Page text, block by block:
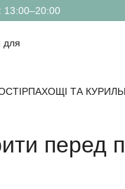
13:00–20:00
ПАХОЩІ ТА